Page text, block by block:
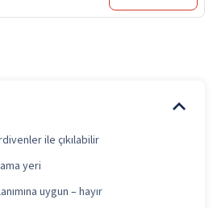
ile çıkılabilir
yeri
uygun – hayır